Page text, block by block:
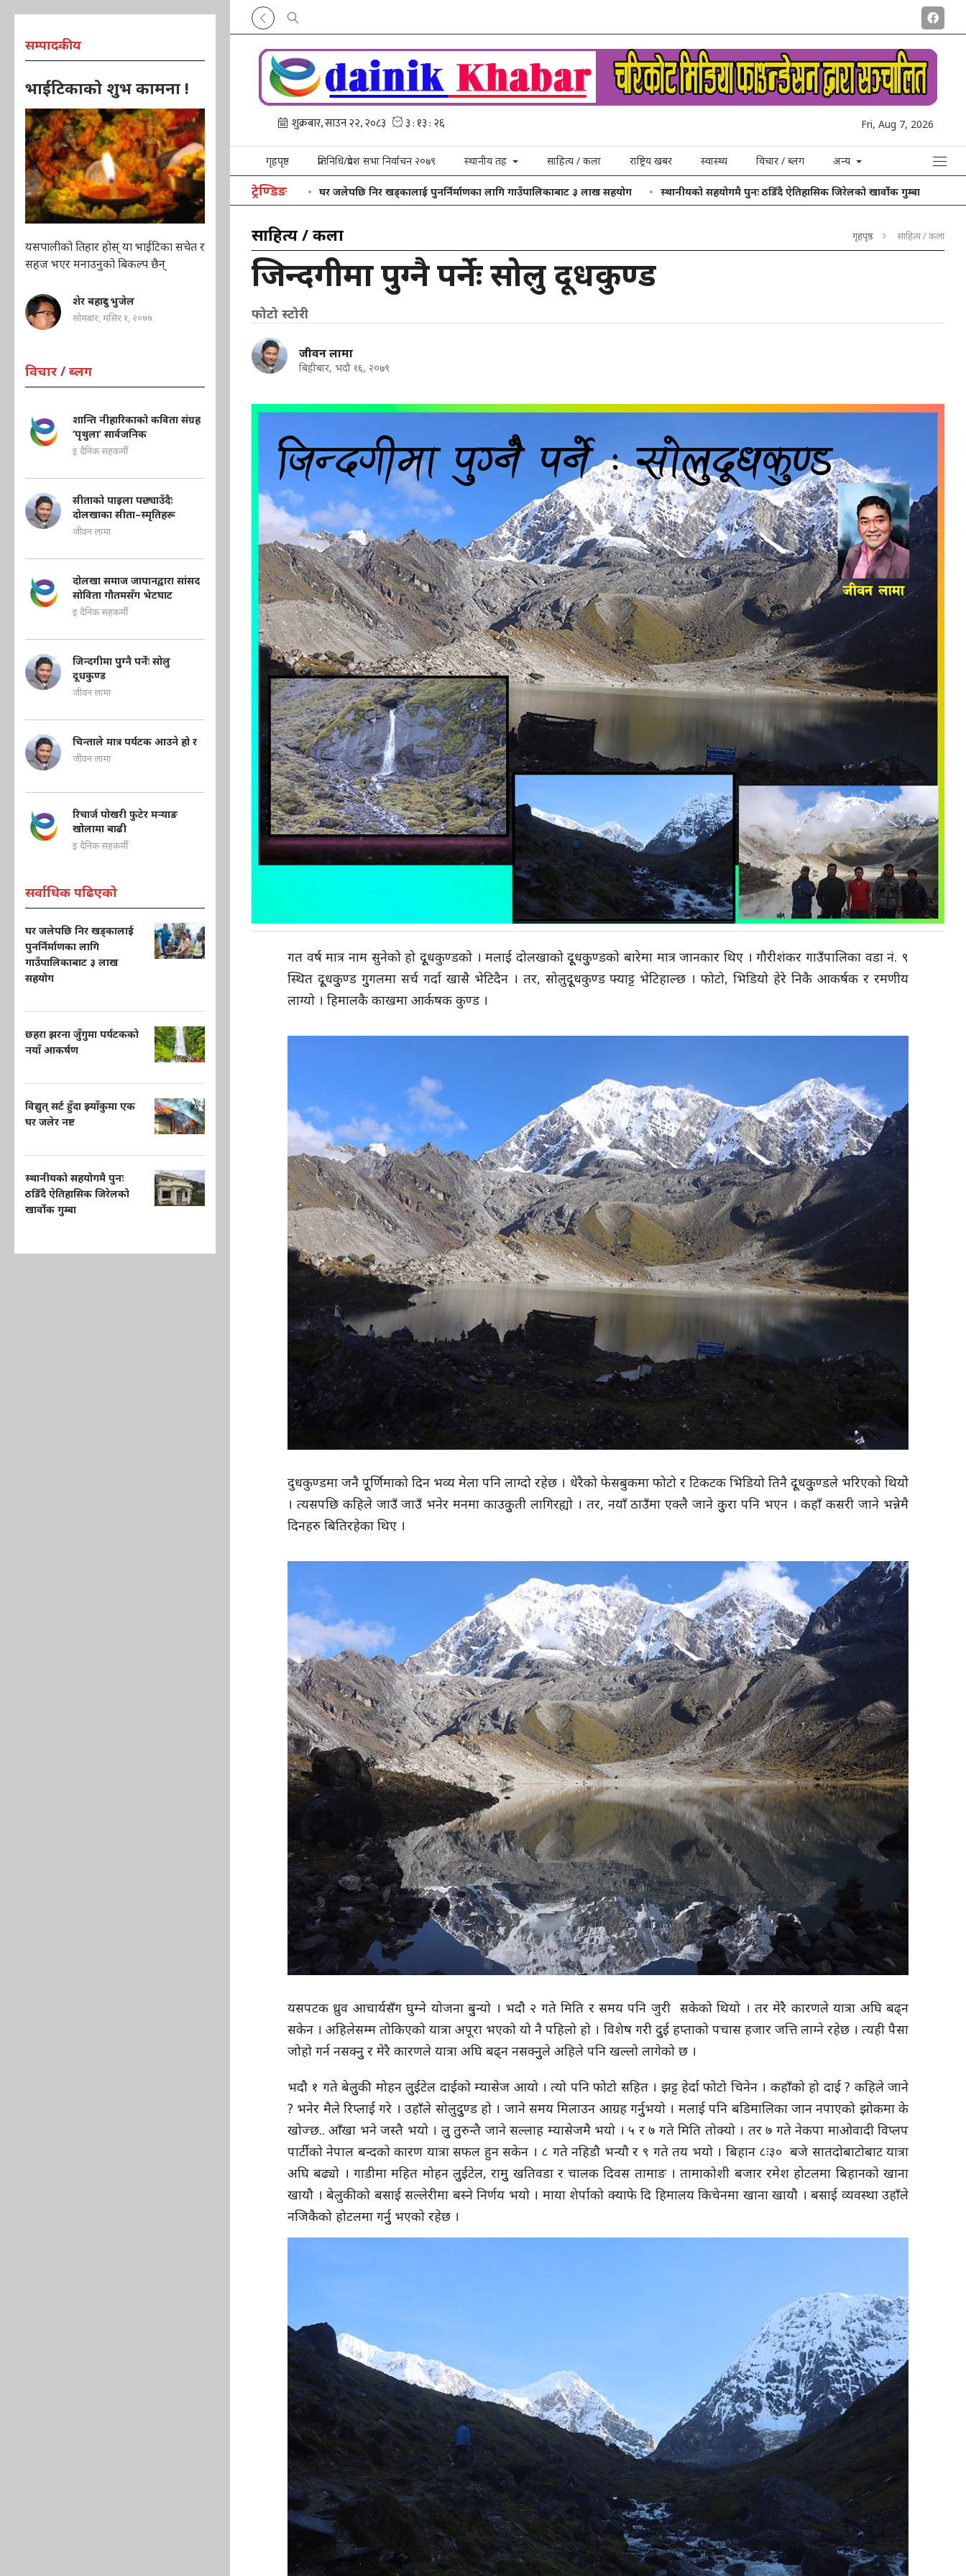
सम्पादकीय
भाईटिकाको शुभ कामना !
यसपालीको तिहार होस् या भाईटिका सचेत र
सहज भएर मनाउनुको बिकल्प छैन्
शेर बहादुर भुजेल
सोमबार, मंसिर १, २०७७
विचार / ब्लग
शान्ति नीहारिकाको कविता संग्रह
‘पृथुला’ सार्वजनिक
इ दैनिक सहकर्मी
सीताको पाइला पछ्याउँदैः
दोलखाका सीता–स्मृतिहरू
जीवन लामा
दोलखा समाज जापानद्वारा सांसद
सोविता गौतमसँग भेटघाट
इ दैनिक सहकर्मी
जिन्दगीमा पुुग्नै पर्नेः सोलु
दूधकुण्ड
जीवन लामा
चिन्ताले मात्र पर्यटक आउने हो र
जीवन लामा
रिचार्ज पोखरी फुटेर मऱ्याङ
खोलामा बाढी
इ दैनिक सहकर्मी
सर्वाधिक पढिएको
घर जलेपछि निर खड्कालाई
पुनर्निर्माणका लागि
गाउँपालिकाबाट ३ लाख
सहयोग
छहरा झरना जुँगुमा पर्यटकको
नयाँ आकर्षण
विद्युत् सर्ट हुँदा झ्याँकुमा एक
घर जलेर नष्ट
स्थानीयको सहयोगमै पुनः
ठडिँदै ऐतिहासिक जिरेलको
खार्वोक गुम्बा
Fri, Aug 7, 2026
गृहपृष्ठ प्रतिनिधि/प्रदेश सभा निर्वाचन २०७९ स्थानीय तह साहित्य / कला राष्ट्रिय खबर स्वास्थ्य विचार / ब्लग अन्य
ट्रेण्डिङ घर जलेपछि निर खड्कालाई पुनर्निर्माणका लागि गाउँपालिकाबाट ३ लाख सहयोग स्थानीयको सहयोगमै पुनः ठडिँदै ऐतिहासिक जिरेलको खार्वोक गुम्बा
साहित्य / कला गृहपृष्ठ साहित्य / कला
जिन्दगीमा पुुग्नै पर्नेः सोलु दूधकुण्ड
फोटो स्टोरी
जीवन लामा
बिहीबार, भदौ १६, २०७९
गत वर्ष मात्र नाम सुनेको हो दूूधकुण्डको । मलाई दोलखाको दूूधकुुण्डको बारेमा मात्र जानकार थिए । गौरीशंकर गाउँपालिका वडा नं. ९
स्थित दूूधकुुण्ड गुुगलमा सर्च गर्दा खासै भेटिदैन । तर, सोलुदूूधकुण्ड फ्याट्ट भेटिहाल्छ । फोटो, भिडियो हेरे निकै आकर्षक र रमणीय
लाग्यो । हिमालकै काखमा आर्कषक कुण्ड ।
दुधकुण्डमा जनै पूूर्णिमाको दिन भव्य मेला पनि लाग्दो रहेछ । धेरैको फेसबुकमा फोटो र टिकटक भिडियो तिनै दूूधकुुण्डले भरिएको थियोे
। त्यसपछि कहिले जाउँ जाउँ भनेर मनमा काउकुुती लागिरह्यो । तर, नयाँ ठाउँमा एक्लै जाने कुुरा पनि भएन । कहाँ कसरी जाने भन्नेमै
दिनहरु बितिरहेका थिए ।
यसपटक ध्रुव आचार्यसँग घुम्ने योजना बुुन्यो । भदौ २ गते मिति र समय पनि जुरी सकेको थियो । तर मेरै कारणले यात्रा अघि बढ्न
सकेन । अहिलेसम्म तोकिएको यात्रा अपूरा भएको यो नै पहिलो हो । विशेष गरी दुुई हप्ताको पचास हजार जत्ति लाग्ने रहेछ । त्यही पैसा
जोहो गर्न नसक्नुु र मेरै कारणले यात्रा अघि बढ्न नसक्नुुले अहिले पनि खल्लो लागेको छ ।
भदौ १ गते बेलुुकी मोहन लुुईटेल दाईको म्यासेज आयो । त्यो पनि फोटो सहित । झट्ट हेर्दा फोटो चिनेन । कहाँको हो दाई ? कहिले जाने
? भनेर मैले रिप्लाई गरे । उहाँले सोलुदुुण्ड हो । जाने समय मिलाउन आग्रह गर्नुुभयो । मलाई पनि बडिमालिका जान नपाएको झोकमा के
खोज्छ.. आँखा भने जस्तै भयो । लुु तुुरुन्तै जाने सल्लाह म्यासेजमै भयो । ५ र ७ गते मिति तोक्यो । तर ७ गते नेकपा माओवादी विप्लप
पार्टीको नेपाल बन्दको कारण यात्रा सफल हुन सकेन । ८ गते नहिडौ भन्यौ र ९ गते तय भयो । बिहान ८ः३० बजे सातदोबाटोबाट यात्रा
अघि बढ्यो । गाडीमा महित मोहन लुुईटेल, रामुु खतिवडा र चालक दिवस तामाङ । तामाकोशी बजार रमेश होटलमा बिहानको खाना
खायौ । बेलुकीको बसाई सल्लेरीमा बस्ने निर्णय भयो । माया शेर्पाको क्याफे दि हिमालय किचेनमा खाना खायौ । बसाई व्यवस्था उहाँले
नजिकैको होटलमा गर्नुु भएको रहेछ ।